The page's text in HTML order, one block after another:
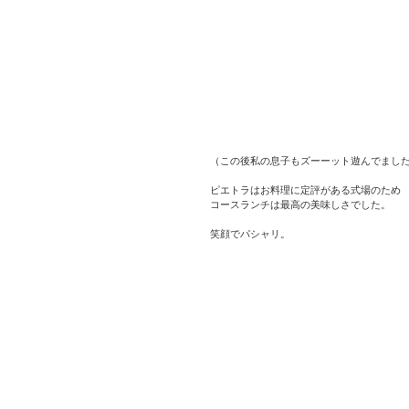
（この後私の息子もズーーット遊んでまし
ピエトラはお料理に定評がある式場のため
コースランチは最高の美味しさでした。
笑顔でパシャリ。